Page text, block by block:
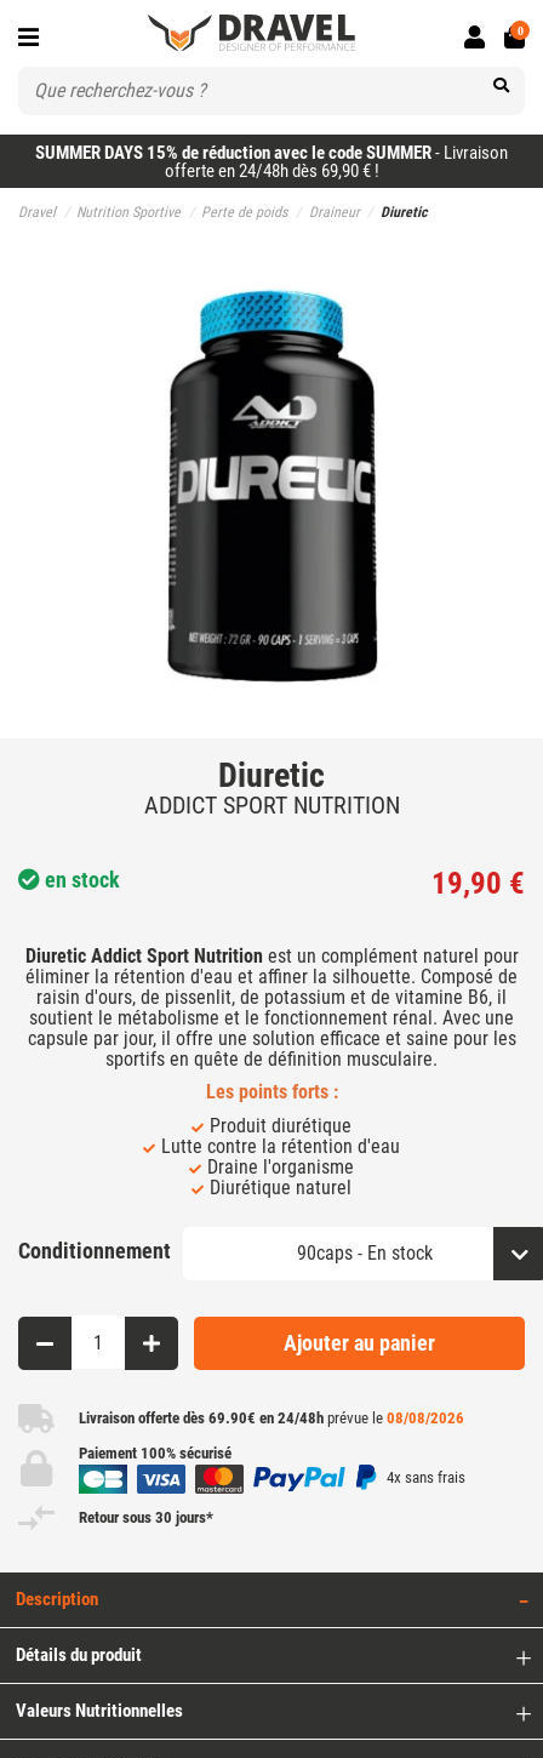
SUMMER DAYS 15% de réduction avec le code SUMMER- Livraison
offerte en 24/48h dès 69,90 € !
0
Dravel Nutrition Sportive Perte de poids Draineur Diuretic
Diuretic
ADDICT SPORT NUTRITION
19,90 €
Diuretic Addict Sport Nutrition est un complément naturel pour
éliminer la rétention d'eau et affiner la silhouette. Composé de
raisin d'ours, de pissenlit, de potassium et de vitamine B6, il
soutient le métabolisme et le fonctionnement rénal. Avec une
capsule par jour, il offre une solution efficace et saine pour les
sportifs en quête de définition musculaire.
Les points forts :
Produit diurétique
Lutte contre la rétention d'eau
Draine l'organisme
Diurétique naturel
Conditionnement
Ajouter au panier
Livraison offerte dès 69.90€ en 24/48h prévue le 08/08/2026
Paiement 100% sécurisé
4x sans frais
Retour sous 30 jours*
en stock
Description
Détails du produit
Valeurs Nutritionnelles